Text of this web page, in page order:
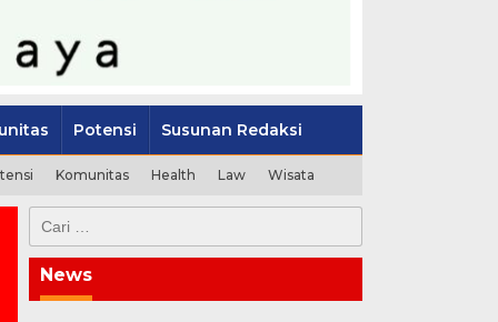
Potensi Susunan Redaksi
Komunitas Health Law Wisata
untuk:
News